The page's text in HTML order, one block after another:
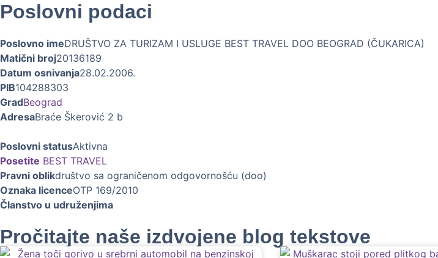
Poslovni podaci
Poslovno imeDRUŠTVO ZA TURIZAM I USLUGE BEST TRAVEL DOO BEOGRAD (ČUKARICA)
Matični broj20136189
Datum osnivanja28.02.2006.
PIB104288303
GradBeograd
AdresaBraće Škerović 2 b
Poslovni statusAktivna
Posetite BEST TRAVEL
Pravni oblikdruštvo sa ograničenom odgovornošću (doo)
Oznaka licenceOTP 169/2010
Članstvo u udruženjima
Pročitajte naše izdvojene blog tekstove